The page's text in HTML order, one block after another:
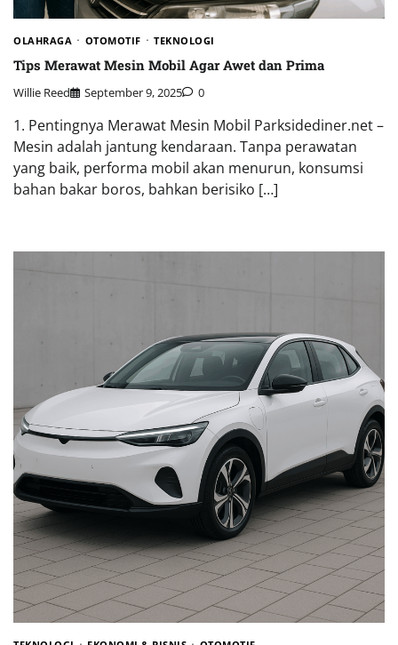
OLAHRAGA OTOMOTIF TEKNOLOGI
Tips Merawat Mesin Mobil Agar Awet dan Prima
Willie Reed September 9, 2025 0
1. Pentingnya Merawat Mesin Mobil Parksidediner.net –
Mesin adalah jantung kendaraan. Tanpa perawatan
yang baik, performa mobil akan menurun, konsumsi
bahan bakar boros, bahkan berisiko […]